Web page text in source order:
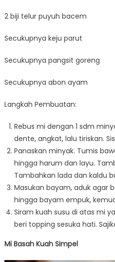
2 biji telur puyuh bacem
Secukupnya keju parut
Secukupnya pangsit goreng
Secukupnya abon ayam
Langkah Pembuatan:
Rebus mi dengan 1 sdm
dente, angkat, lalu tiriskan.
Panaskan minyak. Tumis
hingga harum dan layu.
Tambahkan lada dan kaldu
Masukan bayam, aduk agar
hingga bayam empuk,
Siram kuah susu di atas mi
beri topping sesuka hati.
Mi Basah Kuah Simpel